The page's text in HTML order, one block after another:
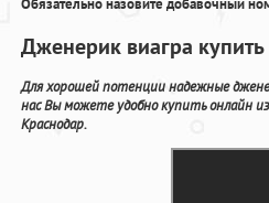
Обязательно назовите добавочный
Дженерик виагра
Для хорошей потенции надежные
нас Вы можете удобно купить онлайн
Краснодар.